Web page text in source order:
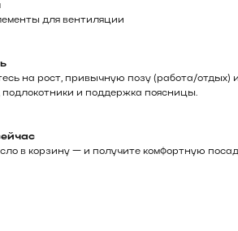
для вентиляции
на рост, привычную позу (работа/отдых)
подлокотники и поддержка поясницы.
в корзину — и получите комфортную